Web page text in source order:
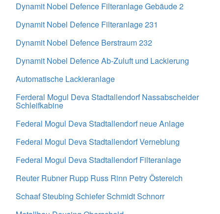
Dynamit Nobel Defence Filteranlage Gebäude 2
Dynamit Nobel Defence Filteranlage 231
Dynamit Nobel Defence Berstraum 232
Dynamit Nobel Defence Ab-Zuluft und Lackierung
Automatische Lackieranlage
Ferderal Mogul Deva Stadtallendorf Nassabscheider
Schleifkabine
Federal Mogul Deva Stadtallendorf neue Anlage
Federal Mogul Deva Stadtallendorf Verneblung
Federal Mogul Deva Stadtallendorf Filteranlage
Reuter Rubner Rupp Russ Rinn Petry Östereich
Schaaf Steubing Schiefer Schmidt Schnorr